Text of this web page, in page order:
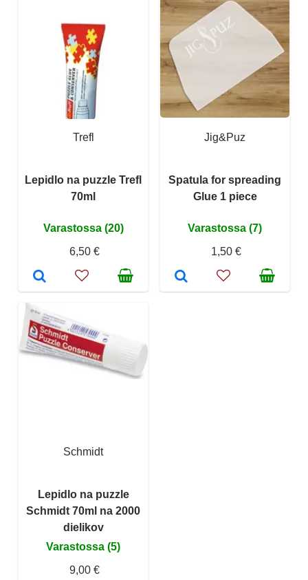
Trefl
Lepidlo na puzzle Trefl
70ml
Varastossa (20)
6,50 €
Jig&Puz
Spatula for spreading
Glue 1 piece
Varastossa (7)
1,50 €
Schmidt
Lepidlo na puzzle
Schmidt 70ml na 2000
dielikov
Varastossa (5)
9,00 €